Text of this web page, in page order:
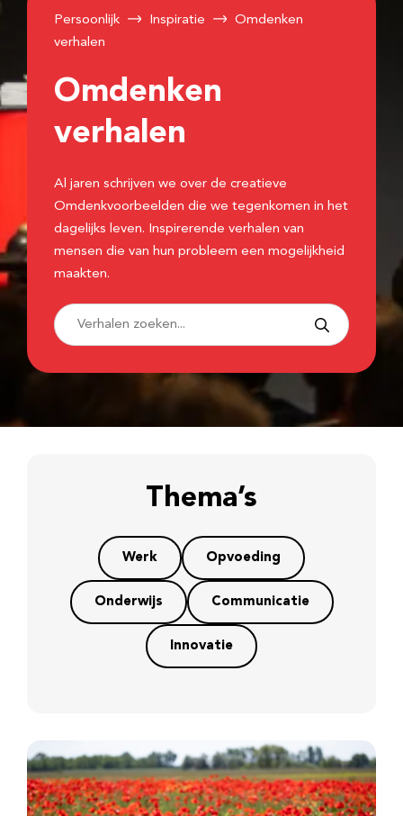
Persoonlijk Inspiratie
Omdenken
verhalen
Omdenken
verhalen
Al jaren schrijven we over de creatieve
Omdenkvoorbeelden die we tegenkomen in het
dagelijks leven. Inspirerende verhalen van
mensen die van hun probleem een mogelijkheid
maakten.
Thema’s
Werk Opvoeding
Onderwijs Communicatie
Innovatie